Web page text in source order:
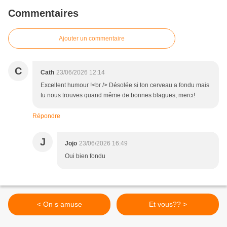
Commentaires
Ajouter un commentaire
C Cath 23/06/2026 12:14
Excellent humour !<br /> Désolée si ton cerveau a fondu mais
tu nous trouves quand même de bonnes blagues, merci!
Répondre
J Jojo 23/06/2026 16:49
Oui bien fondu
< On s amuse Et vous?? >